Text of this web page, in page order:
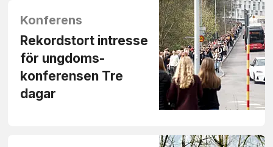
Konferens
Rekordstort intresse
för ungdoms­
konferensen Tre
dagar